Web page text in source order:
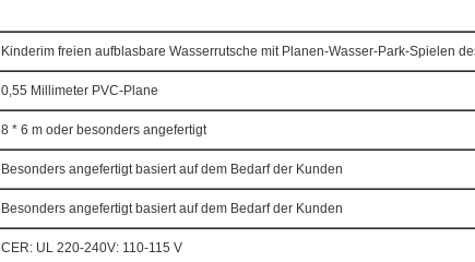
Kinderim freien aufblasbare Wasserrutsche mit Planen-Wasser-Park-Spielen
0,55 Millimeter PVC-Plane
8 * 6 m oder besonders angefertigt
Besonders angefertigt basiert auf dem Bedarf der Kunden
Besonders angefertigt basiert auf dem Bedarf der Kunden
CER: UL 220-240V: 110-115 V